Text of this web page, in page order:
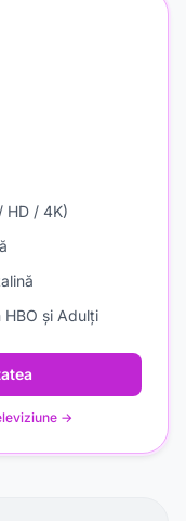
HD / 4K)
și Adulți
→